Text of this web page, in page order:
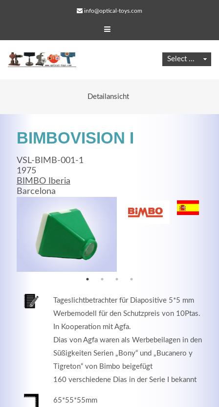
info@optical-toys.com
Detailansicht
BIMBOVISION I
VSL-BIMB-001-1
1975
BIMBO Iberia
Barcelona
Tageslichtbetrachter für Diapositive 5*5 mm
Werbemodell für den Schutzpreis von 10Ptas.
In Kooperation mit Agfa.
Dias von Agfa waren als Werbebeilagen in den
Süßigkeiten Serien „Bony“ und „Bucanero y
Tigreton“ von Bimbo beigefügt
160 verschiedene Dias in der Serie I bekannt
65*55*55mm
Lorem ipsum dolor sit amet, consectetuer adipiscing
elit. Aenean commodo ligula eget dolor.
MEHR INFOS
Good Service
Lorem ipsum dolor sit amet, consectetuer adipiscing